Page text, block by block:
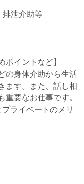
排泄介助等
ポイントなど】
の身体介助から生活
ます。また、話し相
重要なお仕事です。
ライベートのメリ